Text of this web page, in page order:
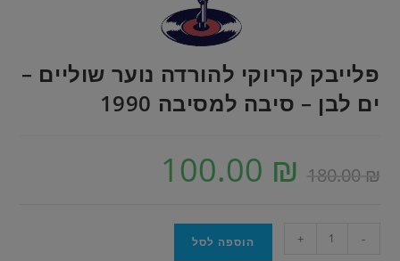
פלייבק קריוקי להורדה נוער שוליים –
ים לבן – סיבה למסיבה 1990
180.00 ₪
100.00 ₪
-
+ הוספה לסל